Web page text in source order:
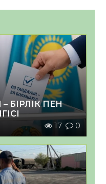
БІРЛІК ПЕН
17 0